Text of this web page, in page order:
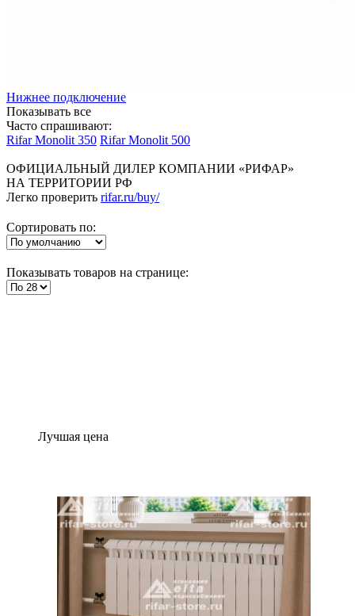
Нижнее подключение
Показывать все
Часто спрашивают:
Rifar Monolit 350 Rifar Monolit 500
ОФИЦИАЛЬНЫЙ ДИЛЕР КОМПАНИИ «РИФАР»
НА ТЕРРИТОРИИ РФ
Легко проверить rifar.ru/buy/
Сортировать по:
Показывать товаров на странице:
Лучшая цена